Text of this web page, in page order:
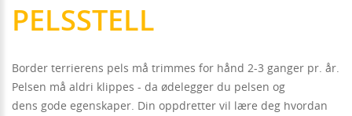
PELSSTELL
Border terrierens pels må trimmes for hånd 2-3 ganger pr. år.
Pelsen må aldri klippes - da ødelegger du pelsen og
dens gode egenskaper. Din oppdretter vil lære deg hvordan